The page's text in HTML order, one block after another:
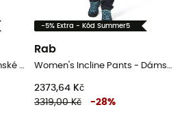
Evo Perf Stretch Trs - Dámské palubní kalhoty
-5% Extra - Kód Summer5
Rab
Women's Incline Pants - Dámské turistické kalhoty
2373,64 Kč
3319,00 Kč
-28%